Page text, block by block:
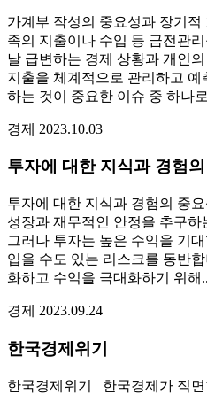
가계부 작성의 중요성과 장기
족의 지출이나 수입 등 금전관
날 급변하는 경제 상황과 개인
지출을 체계적으로 관리하고
하는 것이 중요한 이슈 중 하나
경제 2023.10.03
투자에 대한 지식과 경험
투자에 대한 지식과 경험의 중
성장과 재무적인 안정을 추구
그러나 투자는 높은 수익을 기
입을 수도 있는 리스크를 동반
화하고 수익을 극대화하기 위해
경제 2023.09.24
한국경제위기
한국경제위기 한국경제가 직